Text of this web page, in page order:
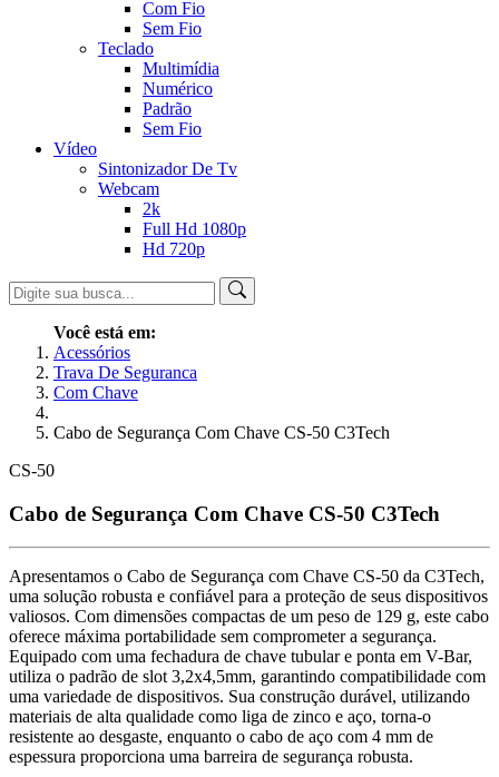
Com Fio
Sem Fio
Teclado
Multimídia
Numérico
Padrão
Sem Fio
Vídeo
Sintonizador De Tv
Webcam
2k
Full Hd 1080p
Hd 720p
Você está em:
Acessórios
Trava De Seguranca
Com Chave
Cabo de Segurança Com Chave CS-50 C3Tech
CS-50
Cabo de Segurança Com Chave CS-50 C3Tech
Apresentamos o Cabo de Segurança com Chave CS-50 da C3Tech,
uma solução robusta e confiável para a proteção de seus dispositivos
valiosos. Com dimensões compactas de um peso de 129 g, este cabo
oferece máxima portabilidade sem comprometer a segurança.
Equipado com uma fechadura de chave tubular e ponta em V-Bar,
utiliza o padrão de slot 3,2x4,5mm, garantindo compatibilidade com
uma variedade de dispositivos. Sua construção durável, utilizando
materiais de alta qualidade como liga de zinco e aço, torna-o
resistente ao desgaste, enquanto o cabo de aço com 4 mm de
espessura proporciona uma barreira de segurança robusta.